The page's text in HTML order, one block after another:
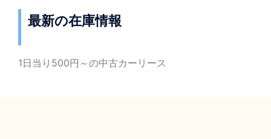
最新の在庫情報
1日当り500円～の中古カーリース